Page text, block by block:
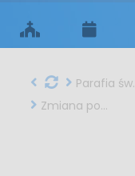
Parafia św. Jadwigi w Krakowie
Zmiana porządku Mszy św.